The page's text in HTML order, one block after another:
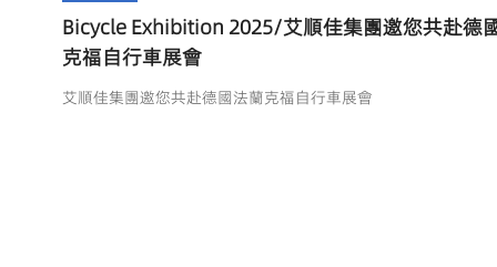
Bicycle Exhibition 2025/艾順佳集團邀您共赴德
克福自行車展會
艾順佳集團邀您共赴德國法蘭克福自行車展會